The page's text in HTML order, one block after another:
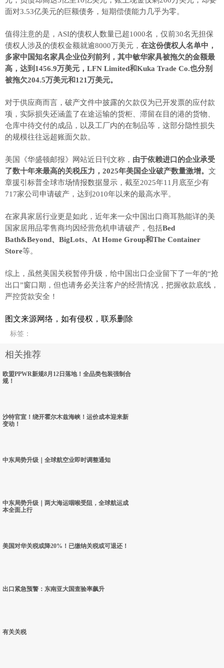
面对3.53亿美元的巨额债务，短期偿债能力几乎为零。
值得注意的是，ASI的债权人数量已超1000名，仅前30名无担保
债权人涉及的债权金额就逾8000万美元， 在这份债权人名单中，
多家中国知名家具企业位列前列，其中敏华家具被拖欠的金额最
高，达到1456.9万美元，LFN Limited和Kuka Trade Co.也分别
被拖欠204.5万美元和121万美元。
对于供应商而言，破产文件中披露的欠款仅为已开发票的应付款
项，实际损失还涵盖了在途运输的货柜、滞留在目的港的货物、
仓库中待交付的成品，以及工厂内的在制品等，这部分隐性损失
的规模往往远超账面欠款。
美国《华盛顿邮报》网站近日刊文称， 由于依赖进口的企业承受
了数十年来最高的关税压力，2025年美国企业破产数量激增。 文
章援引标普全球市场情报数据显示，截至2025年11月底至少有
717家公司申请破产，达到2010年以来的最高水平。
在家具家居行业更是如此，近年来一众中国出口商耳熟能详的美
国家居用品零售商均因经营危机申请破产，包括Bed
Bath&Beyond、BigLots、At Home Group和The Container
Store等。
综上，虽然美国关税暂停升级，给中国出口企业留下了一年的“抢
出口”窗口期，但也请务必关注客户的经营情况，把握收款底线，
严控货款安全！
图文来源网络，如有侵权，联系删除
标签 ：
相关推荐
欧盟PPWR新规8月12日落地！全品类包装强制合
规！
沙特官宣！绕开霍尔木兹海峡！运价成本迎来新
变动！
中东局势升级｜全球航空业即时调整通知
中东局势升级｜两大海运咽喉受阻，全球航运成
本全面上行
美国对华关税或降20%！已缴纳关税或可退还！
出口紧急预警：东南亚大国查验率飙升
有关关税